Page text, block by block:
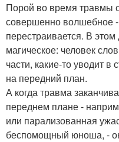
Порой во время травмы
совершенно волшебное -
перестраивается. В этом
магическое: человек
части, какие-то уводит в
на передний план.
А когда травма
переднем плане -
или парализованная
беспомощный юноша, -